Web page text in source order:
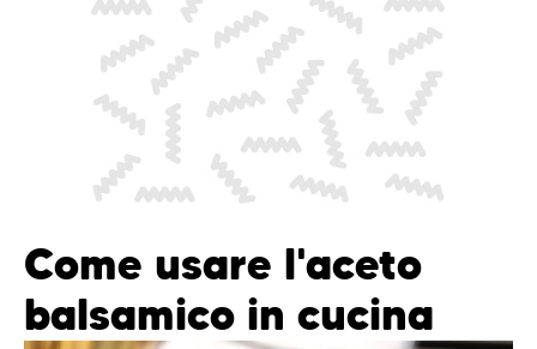
Come usare l'aceto
balsamico in cucina